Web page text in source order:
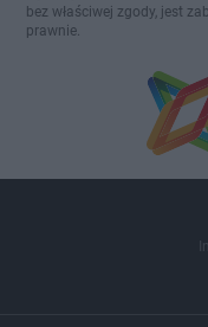
bez właściwej zgody, jest
prawnie.